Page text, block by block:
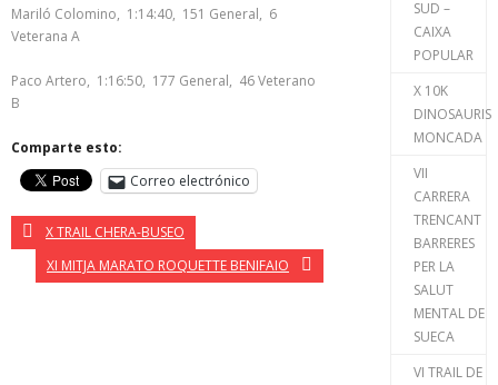
Mariló Colomino, 1:14:40, 151 General, 6
Veterana A
Paco Artero, 1:16:50, 177 General, 46 Veterano
B
Comparte esto:
Correo electrónico
X TRAIL CHERA-BUSEO
XI MITJA MARATO ROQUETTE BENIFAIO
SUD –
CAIXA
POPULAR
X 10K
DINOSAURIS
MONCADA
VII
CARRERA
TRENCANT
BARRERES
PER LA
SALUT
MENTAL DE
SUECA
VI TRAIL DE